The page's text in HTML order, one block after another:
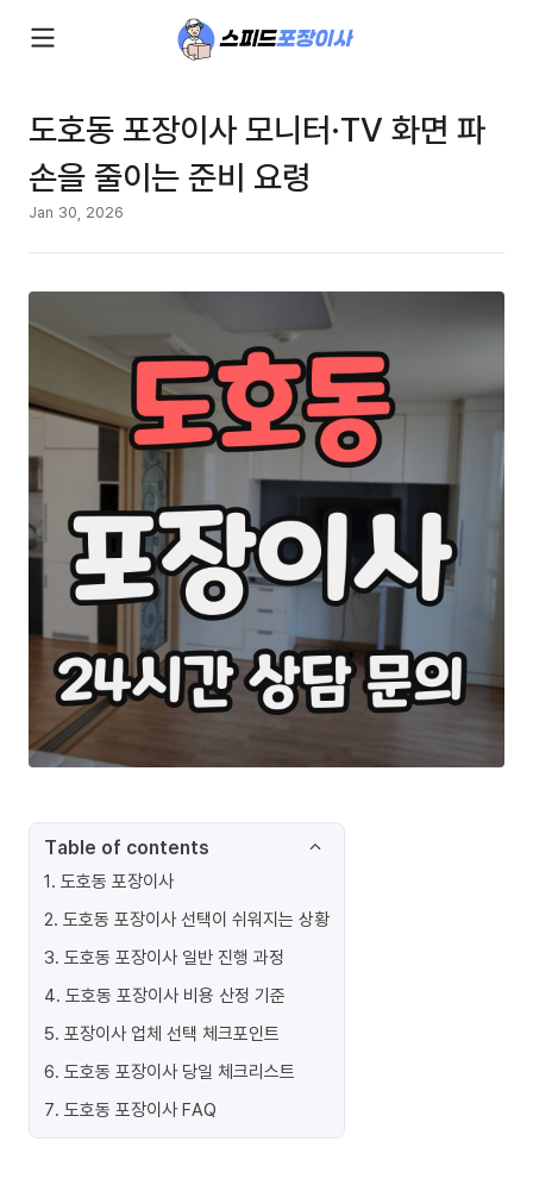
도호동 포장이사 모니터·TV 화면 파
손을 줄이는 준비 요령
Jan 30, 2026
Table of contents
1. 도호동 포장이사
2. 도호동 포장이사 선택이 쉬워지는 상황
3. 도호동 포장이사 일반 진행 과정
4. 도호동 포장이사 비용 산정 기준
5. 포장이사 업체 선택 체크포인트
6. 도호동 포장이사 당일 체크리스트
7. 도호동 포장이사 FAQ